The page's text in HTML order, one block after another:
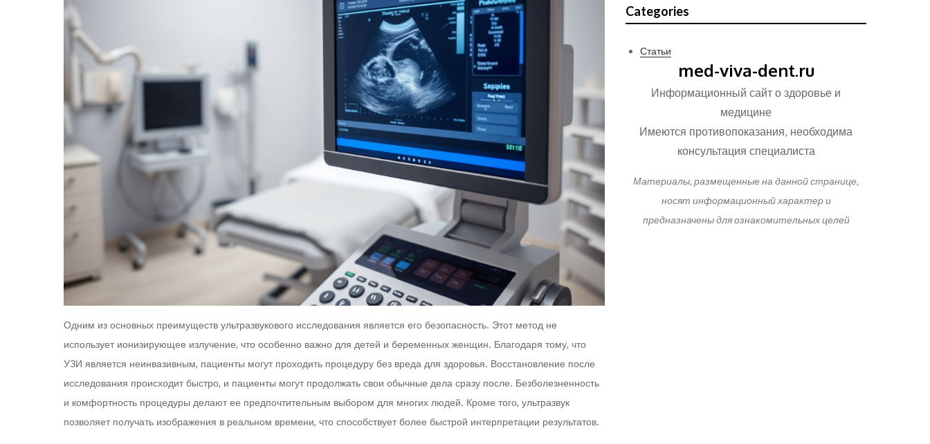
Одним из основных преимуществ ультразвукового исследования является его безопасность. Этот метод не
использует ионизирующее излучение, что особенно важно для детей и беременных женщин. Благодаря тому, что
УЗИ является неинвазивным, пациенты могут проходить процедуру без вреда для здоровья. Восстановление после
исследования происходит быстро, и пациенты могут продолжать свои обычные дела сразу после. Безболезненность
и комфортность процедуры делают ее предпочтительным выбором для многих людей. Кроме того, ультразвук
позволяет получать изображения в реальном времени, что способствует более быстрой интерпретации результатов.
Categories
Статьи
med-viva-dent.ru
Информационный сайт о здоровье и
медицине
Имеются противопоказания, необходима
консультация специалиста
Материалы, размещенные на данной странице,
носят информационный характер и
предназначены для ознакомительных целей